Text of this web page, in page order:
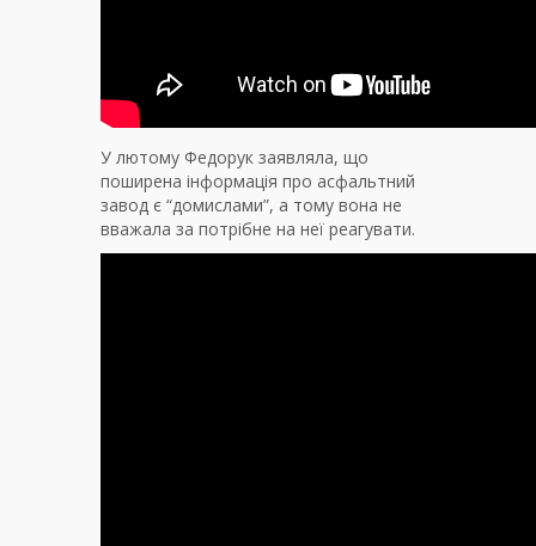
У лютому Федорук заявляла, що
поширена інформація про асфальтний
завод є “домислами”, а тому вона не
вважала за потрібне на неї реагувати.